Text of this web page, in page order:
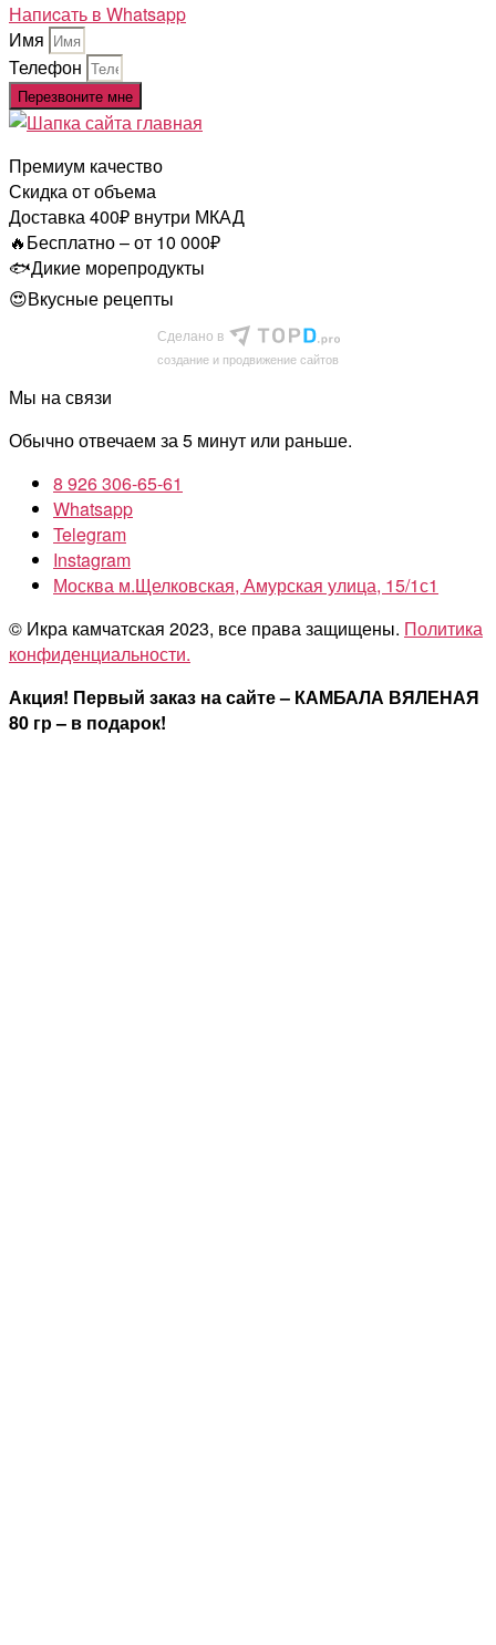
Напиcать в Whatsapp
Имя
Телефон
Перезвоните мне
Премиум качество
Скидка от объема
Доставка 400₽ внутри МКАД
🔥Бесплатно – от 10 000₽
🐟Дикие морепродукты
😍Вкусные рецепты
Сделано в
cоздание и продвижение сайтов
Мы на связи
Обычно отвечаем за 5 минут или раньше.
8 926 306-65-61
Whatsapp
Telegram
Instagram
Москва м.Щелковская, Амурская улица, 15/1с1
© Икра камчатская 2023, все права защищены. Политика
конфиденциальности.
Акция! Первый заказ на сайте – КАМБАЛА ВЯЛЕНАЯ
80 гр – в подарок!